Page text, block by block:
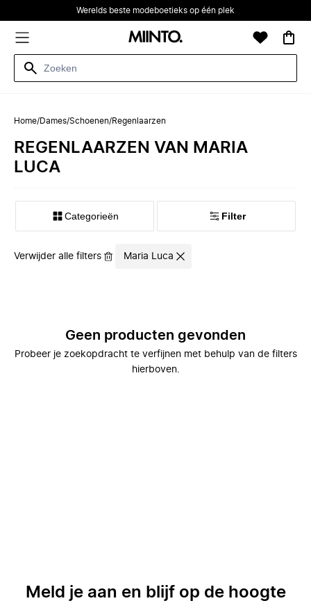
Werelds beste modeboetieks op één plek
Home/Dames/Schoenen/Regenlaarzen
REGENLAARZEN VAN MARIA
LUCA
Categorieën Filter
Verwijder alle filters Maria Luca
Geen producten gevonden
Probeer je zoekopdracht te verfijnen met behulp van de filters
hierboven.
Meld je aan en blijf op de hoogte